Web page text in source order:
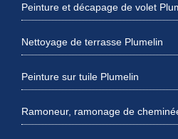
Peinture et décapage de volet
Nettoyage de terrasse Plumelin
Peinture sur tuile Plumelin
Ramoneur, ramonage de